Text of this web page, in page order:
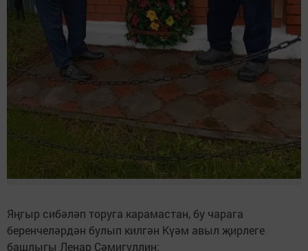
Яңгыр сибәләп торуга карамастан, бу чарага
беренчеләрдән булып килгән Күәм авыл җирлеге
башлыгы Ленар Сәмигуллин: